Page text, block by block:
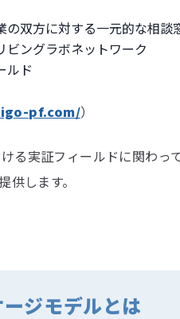
双方に対する一元的な相談
ビングラボネットワーク
ルド
pf.com/）
る実証フィールドに関わ
供します。
ジモデルとは